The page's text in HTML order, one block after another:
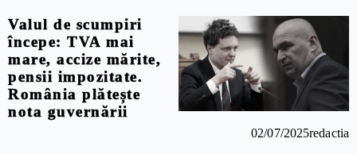
Valul de scumpiri
începe: TVA mai
mare, accize mărite,
pensii impozitate.
România plătește
nota guvernării
02/07/2025redactia